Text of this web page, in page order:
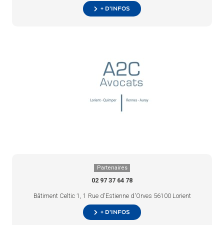
+ d’infos
Partenaires
02 97 37 64 78
Bâtiment Celtic 1, 1 Rue d'Estienne d'Orves 56100 Lorient
+ d’infos